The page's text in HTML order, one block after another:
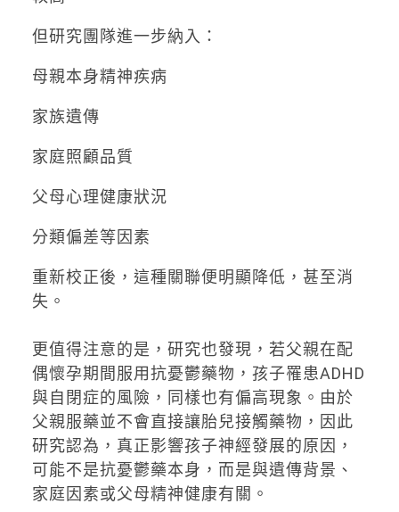
但研究團隊進一步納入：
母親本身精神疾病
家族遺傳
家庭照顧品質
父母心理健康狀況
分類偏差等因素
重新校正後，這種關聯便明顯降低，甚至消
失。
更值得注意的是，研究也發現，若父親在配
偶懷孕期間服用抗憂鬱藥物，孩子罹患ADHD
與自閉症的風險，同樣也有偏高現象。由於
父親服藥並不會直接讓胎兒接觸藥物，因此
研究認為，真正影響孩子神經發展的原因，
可能不是抗憂鬱藥本身，而是與遺傳背景、
家庭因素或父母精神健康有關。